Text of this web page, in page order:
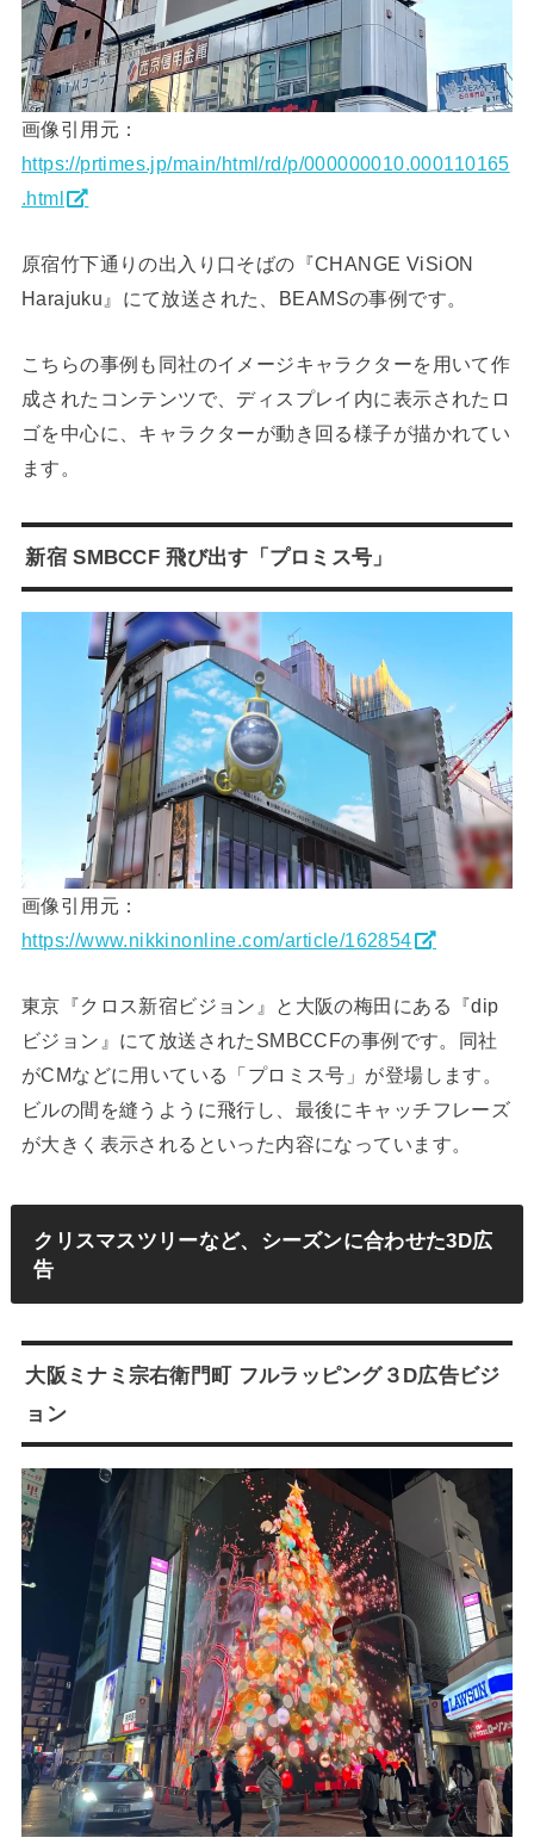
画像引用元：
https://prtimes.jp/main/html/rd/p/000000010.000110165
.html
原宿竹下通りの出入り口そばの『CHANGE ViSiON
Harajuku』にて放送された、BEAMSの事例です。
こちらの事例も同社のイメージキャラクターを用いて作
成されたコンテンツで、ディスプレイ内に表示されたロ
ゴを中心に、キャラクターが動き回る様子が描かれてい
ます。
新宿 SMBCCF 飛び出す「プロミス号」
画像引用元：
https://www.nikkinonline.com/article/162854
東京『クロス新宿ビジョン』と大阪の梅田にある『dip
ビジョン』にて放送されたSMBCCFの事例です。同社
がCMなどに用いている「プロミス号」が登場します。
ビルの間を縫うように飛行し、最後にキャッチフレーズ
が大きく表示されるといった内容になっています。
クリスマスツリーなど、シーズンに合わせた3D広
告
大阪ミナミ宗右衛門町 フルラッピング３D広告ビジ
ョン